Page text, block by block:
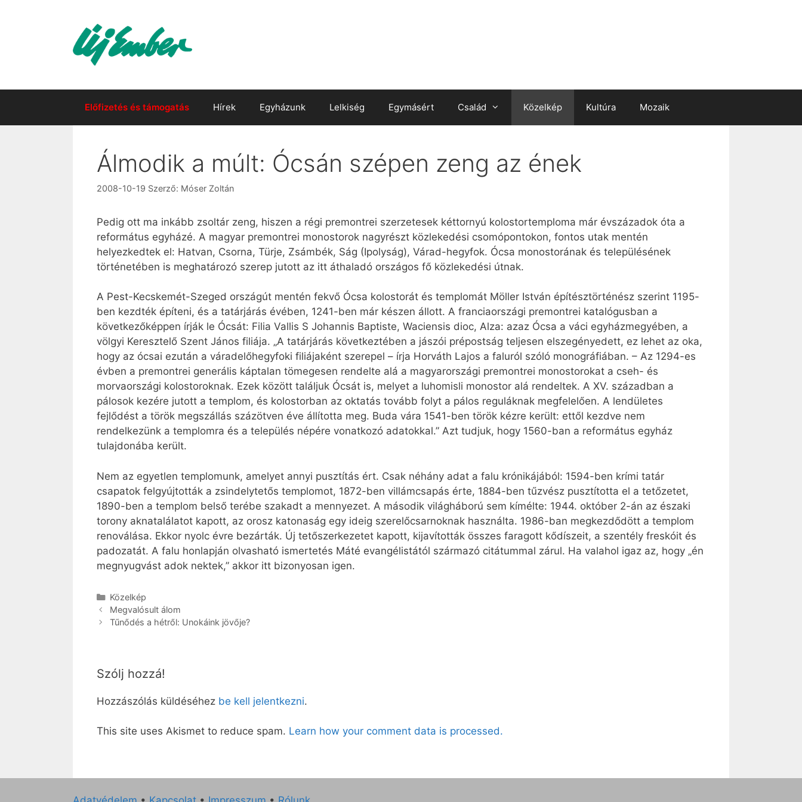
Előfizetés és támogatás Hírek Egyházunk Lelkiség Egymásért Család Közelkép Kultúra Mozaik
Álmodik a múlt: Ócsán szépen zeng az ének
2008-10-19 Szerző: Móser Zoltán
Pedig ott ma inkább zsoltár zeng, hiszen a régi premontrei szerzetesek kéttornyú kolostortemploma már évszázadok óta a
református egyházé. A magyar premontrei monostorok nagyrészt közlekedési csomópontokon, fontos utak mentén
helyezkedtek el: Hatvan, Csorna, Türje, Zsámbék, Ság (Ipolyság), Várad-hegyfok. Ócsa monostorának és településének
történetében is meghatározó szerep jutott az itt áthaladó országos fő közlekedési útnak.
A Pest-Kecskemét-Szeged országút mentén fekvő Ócsa kolostorát és templomát Möller István építésztörténész szerint 1195-
ben kezdték építeni, és a tatárjárás évében, 1241-ben már készen állott. A franciaországi premontrei katalógusban a
következőképpen írják le Ócsát: Filia Vallis S Johannis Baptiste, Waciensis dioc, Alza: azaz Ócsa a váci egyházmegyében, a
völgyi Keresztelő Szent János filiája. „A tatárjárás következtében a jászói prépostság teljesen elszegényedett, ez lehet az oka,
hogy az ócsai ezután a váradelőhegyfoki filiájaként szerepel – írja Horváth Lajos a faluról szóló monográfiában. – Az 1294-es
évben a premontrei generális káptalan tömegesen rendelte alá a magyarországi premontrei monostorokat a cseh- és
morvaországi kolostoroknak. Ezek között találjuk Ócsát is, melyet a luhomisli monostor alá rendeltek. A XV. században a
pálosok kezére jutott a templom, és kolostorban az oktatás tovább folyt a pálos reguláknak megfelelően. A lendületes
fejlődést a török megszállás százötven éve állította meg. Buda vára 1541-ben török kézre került: ettől kezdve nem
rendelkezünk a templomra és a település népére vonatkozó adatokkal.” Azt tudjuk, hogy 1560-ban a református egyház
tulajdonába került.
Nem az egyetlen templomunk, amelyet annyi pusztítás ért. Csak néhány adat a falu krónikájából: 1594-ben krími tatár
csapatok felgyújtották a zsindelytetős templomot, 1872-ben villámcsapás érte, 1884-ben tűzvész pusztította el a tetőzetet,
1890-ben a templom belső terébe szakadt a mennyezet. A második világháború sem kímélte: 1944. október 2-án az északi
torony aknatalálatot kapott, az orosz katonaság egy ideig szerelőcsarnoknak használta. 1986-ban megkezdődött a templom
renoválása. Ekkor nyolc évre bezárták. Új tetőszerkezetet kapott, kijavították összes faragott kődíszeit, a szentély freskóit és
padozatát. A falu honlapján olvasható ismertetés Máté evangélistától származó citátummal zárul. Ha valahol igaz az, hogy „én
megnyugvást adok nektek,” akkor itt bizonyosan igen.
Kategória
Közelkép
Megvalósult álom
Tűnődés a hétről: Unokáink jövője?
Szólj hozzá!
Hozzászólás küldéséhez be kell jelentkezni.
This site uses Akismet to reduce spam. Learn how your comment data is processed.